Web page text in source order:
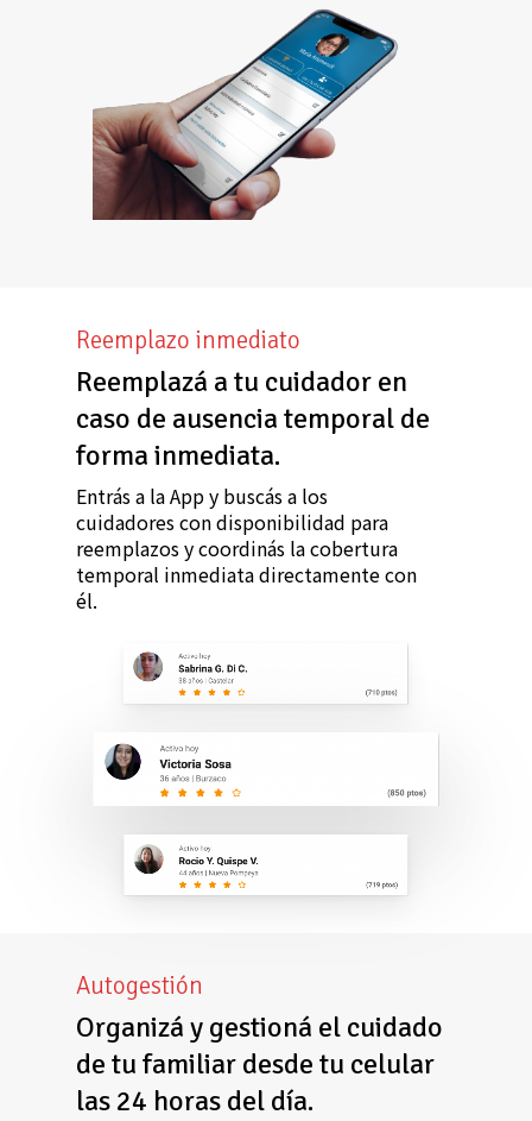
Reemplazo inmediato
Reemplazá a tu cuidador en
caso de ausencia temporal de
forma inmediata.
Entrás a la App y buscás a los
cuidadores con disponibilidad para
reemplazos y coordinás la cobertura
temporal inmediata directamente con
él.
Autogestión
Organizá y gestioná el cuidado
de tu familiar desde tu celular
las 24 horas del día.